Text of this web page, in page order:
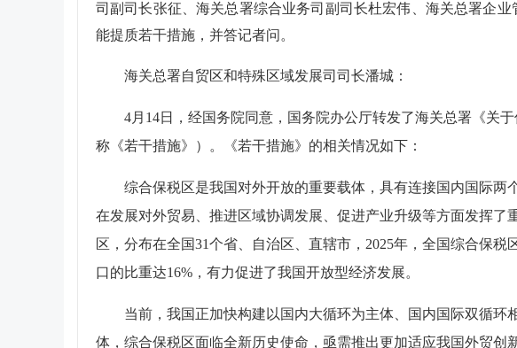
司副司长张征、海关总署综合业务司副司长杜宏伟、海关总署企
能提质若干措施，并答记者问。
海关总署自贸区和特殊区域发展司司长潘城：
4月14日，经国务院同意，国务院办公厅转发了海关总署 《关
称《若干措施》）。《若干措施》的相关情况如下：
综合保税区是我国对外开放的重要载体，具有连接国内国际两
在发展对外贸易、推进区域协调发展、促进产业升级等方面发挥了
区，分布在全国31个省、自治区、直辖市，2025年，全国综合保
口的比重达16%，有力促进了我国开放型经济发展。
当前，我国正加快构建以国内大循环为主体、国内国际双循环
体，综合保税区面临全新历史使命，亟需推出更加适应我国外贸创